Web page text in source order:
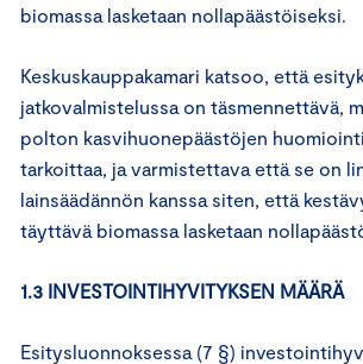
biomassa lasketaan nollapäästöiseksi.
Keskuskauppakamari katsoo, että
jatkovalmistelussa on täsmennettävä,
polton kasvihuonepäästöjen
tarkoittaa, ja varmistettava että se on
lainsäädännön kanssa siten, että
täyttävä biomassa lasketaan
1.3 INVESTOINTIHYVITYKSEN MÄÄRÄ
Esitysluonnoksessa (7 §)